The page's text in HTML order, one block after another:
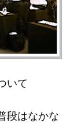
いて
段はなかな